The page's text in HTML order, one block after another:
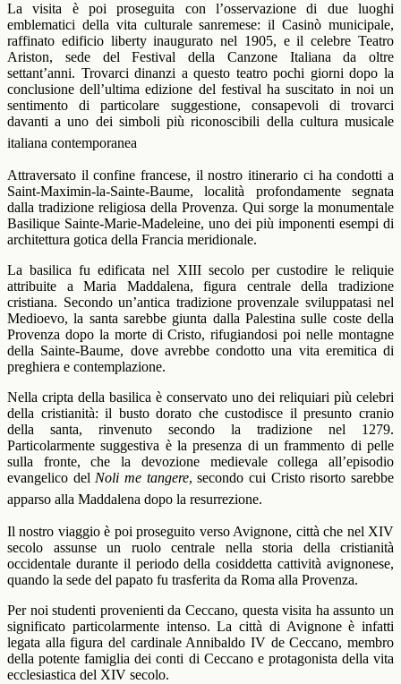
La visita è poi proseguita con l’osservazione di due luoghi
emblematici della vita culturale sanremese: il Casinò municipale,
raffinato edificio liberty inaugurato nel 1905, e il celebre Teatro
Ariston, sede del Festival della Canzone Italiana da oltre
settant’anni. Trovarci dinanzi a questo teatro pochi giorni dopo la
conclusione dell’ultima edizione del festival ha suscitato in noi un
sentimento di particolare suggestione, consapevoli di trovarci
davanti a uno dei simboli più riconoscibili della cultura musicale
italiana contemporanea
Attraversato il confine francese, il nostro itinerario ci ha condotti a
Saint-Maximin-la-Sainte-Baume, località profondamente segnata
dalla tradizione religiosa della Provenza. Qui sorge la monumentale
Basilique Sainte-Marie-Madeleine, uno dei più imponenti esempi di
architettura gotica della Francia meridionale.
La basilica fu edificata nel XIII secolo per custodire le reliquie
attribuite a Maria Maddalena, figura centrale della tradizione
cristiana. Secondo un’antica tradizione provenzale sviluppatasi nel
Medioevo, la santa sarebbe giunta dalla Palestina sulle coste della
Provenza dopo la morte di Cristo, rifugiandosi poi nelle montagne
della Sainte-Baume, dove avrebbe condotto una vita eremitica di
preghiera e contemplazione.
Nella cripta della basilica è conservato uno dei reliquiari più celebri
della cristianità: il busto dorato che custodisce il presunto cranio
della santa, rinvenuto secondo la tradizione nel 1279.
Particolarmente suggestiva è la presenza di un frammento di pelle
sulla fronte, che la devozione medievale collega all’episodio
evangelico del Noli me tangere, secondo cui Cristo risorto sarebbe
apparso alla Maddalena dopo la resurrezione.
Il nostro viaggio è poi proseguito verso Avignone, città che nel XIV
secolo assunse un ruolo centrale nella storia della cristianità
occidentale durante il periodo della cosiddetta cattività avignonese,
quando la sede del papato fu trasferita da Roma alla Provenza.
Per noi studenti provenienti da Ceccano, questa visita ha assunto un
significato particolarmente intenso. La città di Avignone è infatti
legata alla figura del cardinale Annibaldo IV de Ceccano, membro
della potente famiglia dei conti di Ceccano e protagonista della vita
ecclesiastica del XIV secolo.